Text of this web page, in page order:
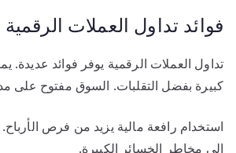
فوائد تداول العملات الرقمية
تداول العملات الرقمية يوفر فوائد عديدة.
كبيرة بفضل التقلبات. السوق مفتوح على
استخدام رافعة مالية يزيد من فرص الأرباح.
إلى مخاطر الخسائر الكبيرة.